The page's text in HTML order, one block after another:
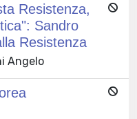
Resistenza,
Sandro
Resistenza
Angelo